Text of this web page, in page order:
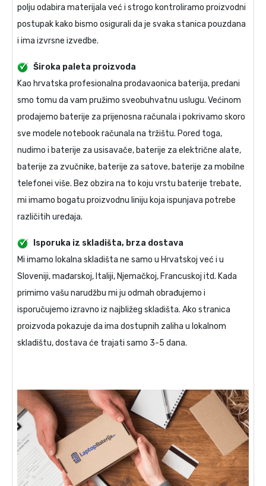
polju odabira materijala već i strogo kontroliramo proizvodni
postupak kako bismo osigurali da je svaka stanica pouzdana
i ima izvrsne izvedbe.
Široka paleta proizvoda
Kao hrvatska profesionalna prodavaonica baterija, predani
smo tomu da vam pružimo sveobuhvatnu uslugu. Većinom
prodajemo baterije za prijenosna računala i pokrivamo skoro
sve modele notebook računala na tržištu. Pored toga,
nudimo i baterije za usisavače, baterije za električne alate,
baterije za zvučnike, baterije za satove, baterije za mobilne
telefonei više. Bez obzira na to koju vrstu baterije trebate,
mi imamo bogatu proizvodnu liniju koja ispunjava potrebe
različitih uređaja.
Isporuka iz skladišta, brza dostava
Mi imamo lokalna skladišta ne samo u Hrvatskoj već i u
Sloveniji, mađarskoj, Italiji, Njemačkoj, Francuskoj itd. Kada
primimo vašu narudžbu mi ju odmah obrađujemo i
isporučujemo izravno iz najbližeg skladišta. Ako stranica
proizvoda pokazuje da ima dostupnih zaliha u lokalnom
skladištu, dostava će trajati samo 3-5 dana.